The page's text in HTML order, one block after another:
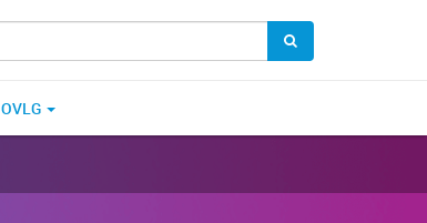
OVLG